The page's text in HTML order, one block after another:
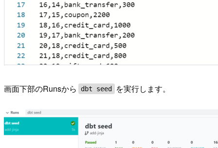
画面下部のRunsから dbt seed を実行します。